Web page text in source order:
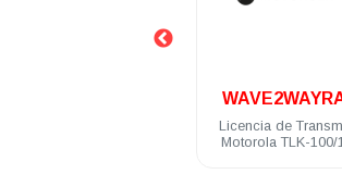
Licencia de
Motorola TLK-100/